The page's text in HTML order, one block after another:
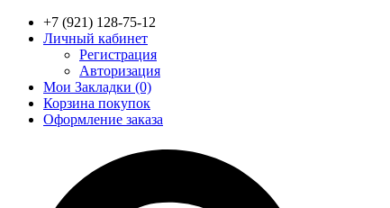
+7 (921) 128-75-12
Личный кабинет
Регистрация
Авторизация
Мои Закладки (0)
Корзина покупок
Оформление заказа